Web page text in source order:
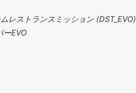
レストランスミッション (DST_EVO)
ーEVO